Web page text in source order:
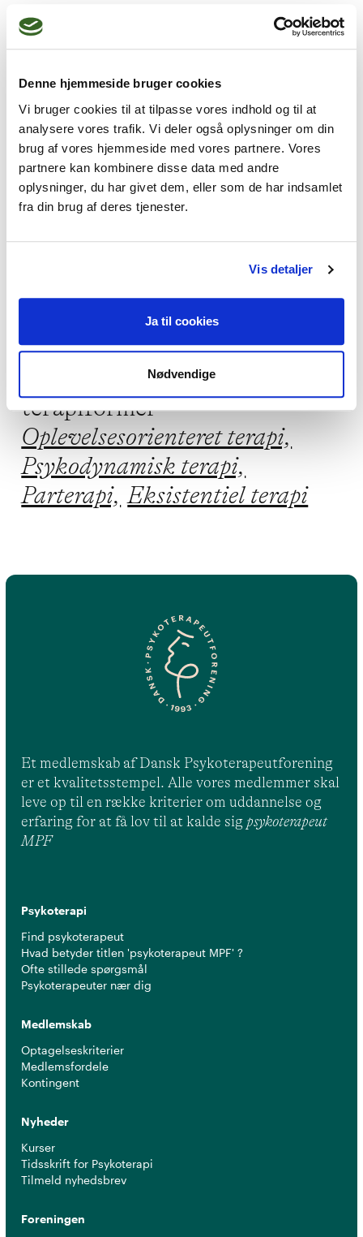
Denne hjemmeside bruger cookies
Vi bruger cookies til at tilpasse vores indhold og til at
analysere vores trafik. Vi deler også oplysninger om din
brug af vores hjemmeside med vores partnere. Vores
partnere kan kombinere disse data med andre
oplysninger, du har givet dem, eller som de har indsamlet
fra din brug af deres tjenester.
Vis detaljer
Ja til cookies
Nødvendige
mennesker med vidt forskellige
udfordringer og problemer i livet.
Tag gerne kontakt for en uforpligtende
samtale.
Jeg kan hjælpe dig med
Jeg praktiserer følgende
terapiformer
Oplevelsesorienteret terapi,
Psykodynamisk terapi,
Parterapi, Eksistentiel terapi
Et medlemskab af Dansk Psykoterapeutforening
er et kvalitetsstempel. Alle vores medlemmer skal
leve op til en række kriterier om uddannelse og
erfaring for at få lov til at kalde sig psykoterapeut
MPF
Psykoterapi
Find psykoterapeut
Hvad betyder titlen 'psykoterapeut MPF' ?
Ofte stillede spørgsmål
Psykoterapeuter nær dig
Medlemskab
Optagelseskriterier
Medlemsfordele
Kontingent
Nyheder
Kurser
Tidsskrift for Psykoterapi
Tilmeld nyhedsbrev
Foreningen